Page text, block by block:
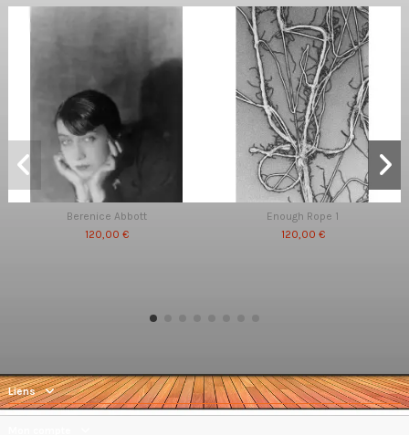
Berenice Abbott
120,00 €
Enough Rope 1
120,00 €
Liens